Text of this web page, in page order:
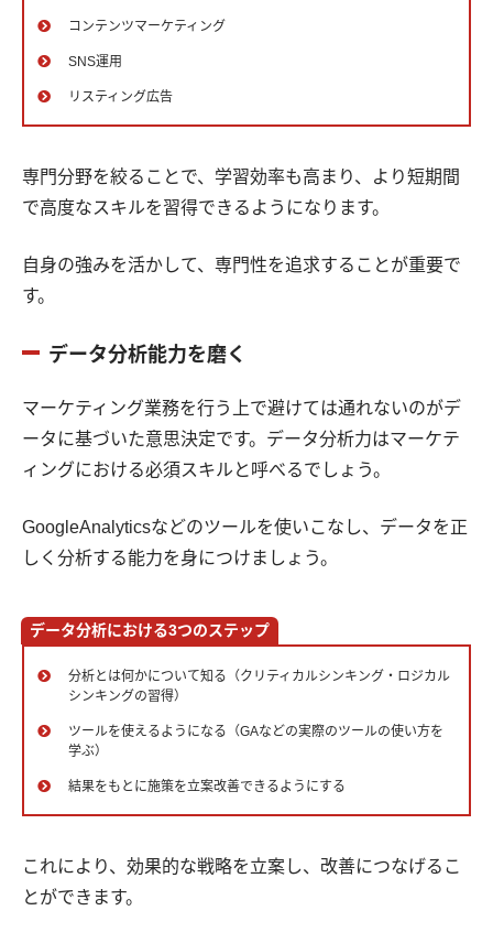
コンテンツマーケティング
SNS運用
リスティング広告
専門分野を絞ることで、学習効率も高まり、より短期間
で高度なスキルを習得できるようになります。
自身の強みを活かして、専門性を追求することが重要で
す。
データ分析能力を磨く
マーケティング業務を行う上で避けては通れないのがデ
ータに基づいた意思決定です。データ分析力はマーケテ
ィングにおける必須スキルと呼べるでしょう。
GoogleAnalyticsなどのツールを使いこなし、データを正
しく分析する能力を身につけましょう。
データ分析における3つのステップ
分析とは何かについて知る（クリティカルシンキング・ロジカル
シンキングの習得）
ツールを使えるようになる（GAなどの実際のツールの使い方を
学ぶ）
結果をもとに施策を立案改善できるようにする
これにより、効果的な戦略を立案し、改善につなげるこ
とができます。